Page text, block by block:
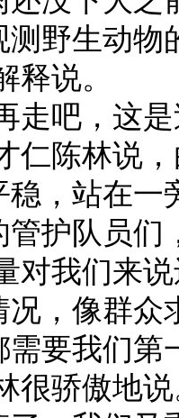
野生动
说。
吧，这是
仁陈林说
，站在
护队员
对我们来
，像群
要我们
很骄傲地